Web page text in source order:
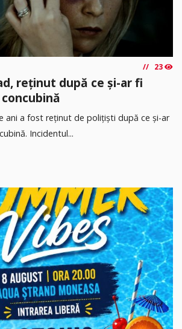
23
reținut după ce și-ar fi
ani a fost reținut de polițiști după ce și-ar
Incidentul...